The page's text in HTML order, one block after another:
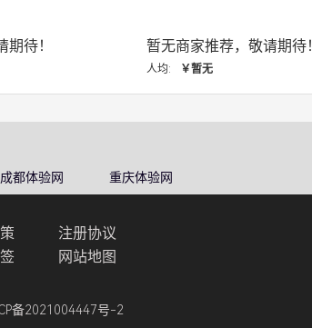
敬请期待！ 暂无商家推荐，敬
人均:
成都体验网 重庆体验网
注册协议
网站地图
备2021004447号-2